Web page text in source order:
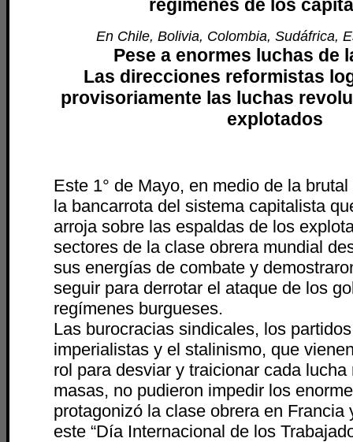
regímenes de los
En Chile, Bolivia, Colombia, Sudáfrica,
Pese a enormes luchas de
Las direcciones reformistas
provisoriamente las luchas
explotados
Este 1° de Mayo, en medio de la
la bancarrota del sistema capitalista
arroja sobre las espaldas de los
sectores de la clase obrera mundial
sus energías de combate y
seguir para derrotar el ataque de los
regímenes burgueses.
Las burocracias sindicales, los
imperialistas y el stalinismo, que
rol para desviar y traicionar cada
masas, no pudieron impedir los
protagonizó la clase obrera en Francia
este “Día Internacional de los